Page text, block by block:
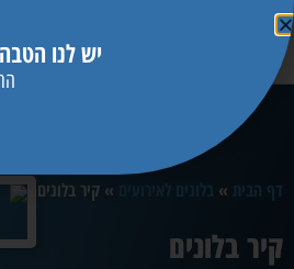
דף הבית »
» קיר בלונים
קיר בלונים
יש לנו